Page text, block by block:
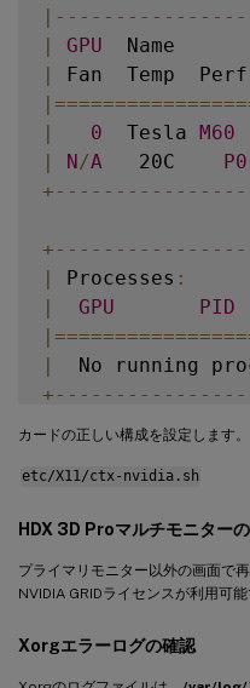
| -- -- -- -- -- -- -- --
|
GPU
Name
|
Fan  Temp
|================
|
0
  Tesla
M60
|
N/A
   20C
P0
+ -- -- -- -- -- -- -- --
+ -- -- -- -- -- -- -- --
|
Processes :
|
GPU PID
|================
|
No
+ -- -- -- -- -- -- -- --
カードの正しい構成を設定します。
etc/X11/ctx-nvidia.sh
HDX 3D Proマルチモニター
プライマリモニター以外の画面で
NVIDIA GRIDライセンスが利用可
Xorgエラーログの確認